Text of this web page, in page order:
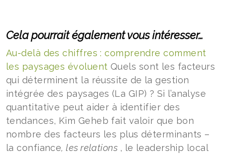
Cela pourrait également vous intéresser…
Au-delà des chiffres : comprendre comment
les paysages évoluent Quels sont les facteurs
qui déterminent la réussite de la gestion
intégrée des paysages (La GIP) ? Si l’analyse
quantitative peut aider à identifier des
tendances, Kim Geheb fait valoir que bon
nombre des facteurs les plus déterminants –
la confiance, les relations , le leadership local